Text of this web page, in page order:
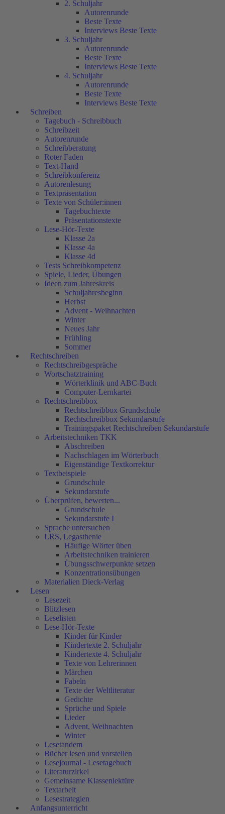
2. Schuljahr
Autorenrunde
Beste Texte
Interviews Beste Texte
3. Schuljahr
Autorenrunde
Beste Texte
Interviews Beste Texte
4. Schuljahr
Autorenrunde
Beste Texte
Interviews Beste Texte
Schreiben
Tagebuch - Schreibbuch
Schreibzeit
Autorenrunde
Schreibberatung
Roter Faden
Text-Hand
Schreibkonferenz
Autorenlesung
Textpräsentation
Texte von Schüler:innen
Tagebuchtexte
Präsentationstexte
Lese-Hör-Texte
Klasse 2a
Klasse 4a
Klasse 4d
Tests Schreibkompetenz
Spiele, Lieder, Übungen
Ideen zum Jahreskreis
Schuljahresbeginn
Herbst
Advent - Weihnachten
Winter
Neues Jahr
Frühling
Sommer
Rechtschreiben
Rechtschreibgespräche
Wortschatztraining
Wörterklinik und ABC-Buch
Computer-Lernkartei
Rechtschreibbox
Rechtschreibbox Grundschule
Rechtschreibbox Sekundarstufe
Trainingspaket Rechtschreiben Sekundarstufe
Arbeitstechniken TKK
Abschreiben
Nachschlagen im Wörterbuch
Eigenständige Textkorrektur
Textbeispiele
Grundschule
Sekundarstufe
Überprüfen, bewerten...
Grundschule
Sekundarstufe I
Sprache untersuchen
LRS, Legasthenie
Häufige Wörter üben
Arbeitstechniken trainieren
Übungsschwerpunkte setzen
Konzentrationsübungen
Materialien Dieck-Verlag
Lesen
Lesezeit
Blitzlesen
Leselisten
Lese-Hör-Texte
Kinder für Kinder
Kindertexte 2. Schuljahr
Kindertexte 4. Schuljahr
Texte von Lehrerinnen
Märchen
Fabeln
Texte der Weltliteratur
Gedichte
Sprüche und Spiele
Lieder
Advent, Weihnachten
Winter
Lesetandem
Bücher lesen und vorstellen
Lesejournal - Lesetagebuch
Literaturzirkel
Gemeinsame Klassenlektüre
Textarbeit
Lesestrategien
Anfangsunterricht